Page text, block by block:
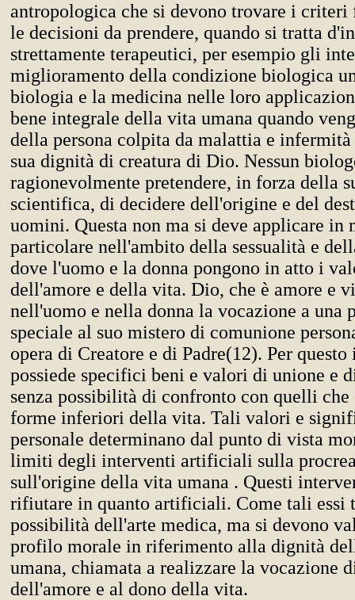
antropologica che si devono trovare i criteri
le decisioni da prendere, quando si tratta
strettamente terapeutici, per esempio gli
miglioramento della condizione biologica
biologia e la medicina nelle loro
bene integrale della vita umana quando
della persona colpita da malattia e
sua dignità di creatura di Dio. Nessun
ragionevolmente pretendere, in forza della
scientifica, di decidere dell'origine e del
uomini. Questa non ma si deve applicare in
particolare nell'ambito della sessualità e
dove l'uomo e la donna pongono in atto i
dell'amore e della vita. Dio, che è amore e
nell'uomo e nella donna la vocazione a una
speciale al suo mistero di comunione
opera di Creatore e di Padre(12). Per
possiede specifici beni e valori di unione e
senza possibilità di confronto con quelli che
forme inferiori della vita. Tali valori e
personale determinano dal punto di vista
limiti degli interventi artificiali sulla
sull'origine della vita umana . Questi
rifiutare in quanto artificiali. Come tali essi
possibilità dell'arte medica, ma si devono
profilo morale in riferimento alla dignità
umana, chiamata a realizzare la vocazione
dell'amore e al dono della vita.